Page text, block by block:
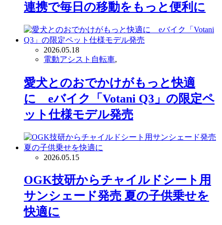
連携で毎日の移動をもっと便利に
2026.05.18
電動アシスト自転車,
愛犬とのおでかけがもっと快適
に eバイク「Votani Q3」の限定ペ
ット仕様モデル発売
2026.05.15
OGK技研からチャイルドシート用
サンシェード発売 夏の子供乗せを
快適に